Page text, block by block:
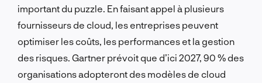
important du puzzle. En faisant appel à plusieurs
fournisseurs de cloud, les entreprises peuvent
optimiser les coûts, les performances et la gestion
des risques. Gartner prévoit que d’ici 2027, 90 % des
organisations adopteront des modèles de cloud